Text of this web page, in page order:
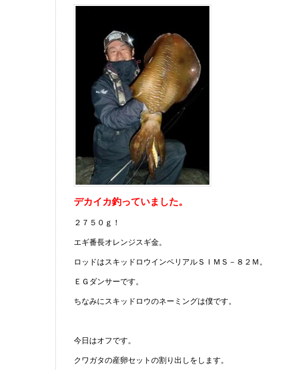
デカイカ釣っていました。
２７５０ｇ！
エギ番長オレンジスギ金。
ロッドはスキッドロウインペリアルＳＩＭＳ－８２Ｍ。
ＥＧダンサーです。
ちなみにスキッドロウのネーミングは僕です。
今日はオフです。
クワガタの産卵セットの割り出しをします。